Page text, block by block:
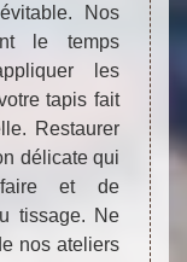
Nos
le temps
les
tapis fait
Restaurer
délicate qui
faire et de
tissage. Ne
nos ateliers